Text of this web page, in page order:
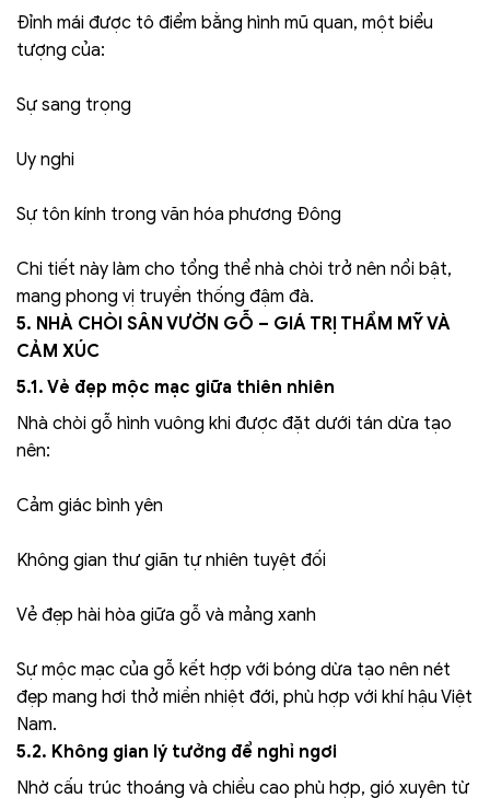
Đỉnh mái được tô điểm bằng hình mũ quan, một biểu
tượng của:
Sự sang trọng
Uy nghi
Sự tôn kính trong văn hóa phương Đông
Chi tiết này làm cho tổng thể nhà chòi trở nên nổi bật,
mang phong vị truyền thống đậm đà.
5. NHÀ CHÒI SÂN VƯỜN GỖ – GIÁ TRỊ THẨM MỸ VÀ
CẢM XÚC
5.1. Vẻ đẹp mộc mạc giữa thiên nhiên
Nhà chòi gỗ hình vuông khi được đặt dưới tán dừa tạo
nên:
Cảm giác bình yên
Không gian thư giãn tự nhiên tuyệt đối
Vẻ đẹp hài hòa giữa gỗ và mảng xanh
Sự mộc mạc của gỗ kết hợp với bóng dừa tạo nên nét
đẹp mang hơi thở miền nhiệt đới, phù hợp với khí hậu Việt
Nam.
5.2. Không gian lý tưởng để nghỉ ngơi
Nhờ cấu trúc thoáng và chiều cao phù hợp, gió xuyên từ